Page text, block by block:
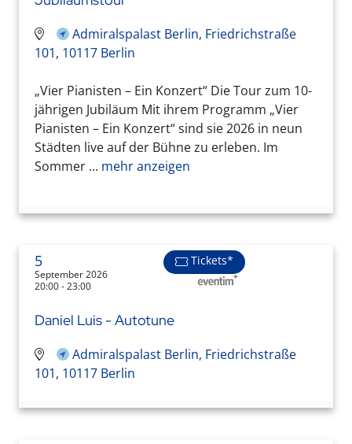
Admiralspalast Berlin, Friedrichstraße
101, 10117 Berlin
„Vier Pianisten – Ein Konzert“ Die Tour zum 10-
jährigen Jubiläum Mit ihrem Programm „Vier
Pianisten – Ein Konzert“ sind sie 2026 in neun
Städten live auf der Bühne zu erleben. Im
Sommer ... mehr anzeigen
5
September 2026
20:00 - 23:00
Tickets*
Daniel Luis - Autotune
Admiralspalast Berlin, Friedrichstraße
101, 10117 Berlin